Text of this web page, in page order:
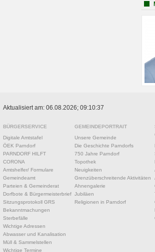
Aktualisiert am: 06.08.2026; 09:10:37
BÜRGERSERVICE
Digitale Amtstafel
ÖEK Parndorf
PARNDORF HILFT
CORONA
Amtshelfer/ Formulare
Gemeindeamt
Parteien & Gemeinderat
Dorfbote & Bürgermeisterbrief
Sitzungsprotokoll GRS
Bekanntmachungen
Sterbefälle
Wichtige Adressen
Abwasser und Kanalisation
Müll & Sammelstellen
Wichtige Termine
GEMEINDEPORTRAIT
Unsere Gemeinde
Die Geschichte Parndorfs
750 Jahre Parndorf
Topothek
Neuigkeiten
Grenzüberschreitende Aktivitäten
Ahnengalerie
Jubiläen
Religionen in Parndorf